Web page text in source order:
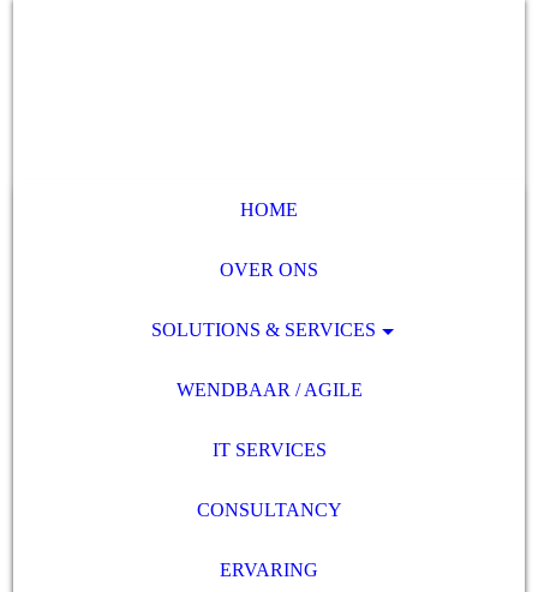
HOME
OVER ONS
SOLUTIONS & SERVICES
WENDBAAR / AGILE
IT SERVICES
CONSULTANCY
ERVARING